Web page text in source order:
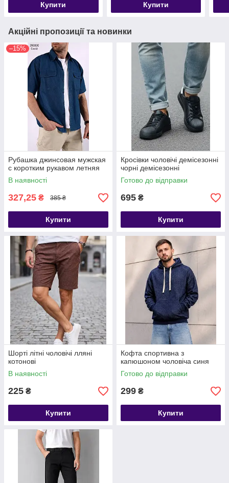
Купити Купити
Акційні пропозиції та новинки
–15%
Рубашка джинсовая мужская
с коротким рукавом летняя
В наявності
327,25 ₴ 385 ₴
Купити
Кросівки чоловічі демісезонні
чорні демісезонні
Готово до відправки
695 ₴
Купити
Шорті літні чоловічі лляні
котонові
В наявності
225 ₴
Купити
Кофта спортивна з
капюшоном чоловіча синя
Готово до відправки
299 ₴
Купити